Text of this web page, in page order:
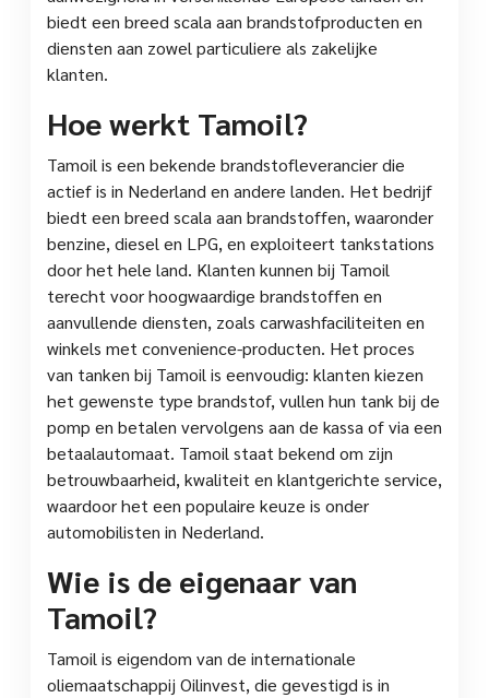
biedt een breed scala aan brandstofproducten en
diensten aan zowel particuliere als zakelijke
klanten.
Hoe werkt Tamoil?
Tamoil is een bekende brandstofleverancier die
actief is in Nederland en andere landen. Het bedrijf
biedt een breed scala aan brandstoffen, waaronder
benzine, diesel en LPG, en exploiteert tankstations
door het hele land. Klanten kunnen bij Tamoil
terecht voor hoogwaardige brandstoffen en
aanvullende diensten, zoals carwashfaciliteiten en
winkels met convenience-producten. Het proces
van tanken bij Tamoil is eenvoudig: klanten kiezen
het gewenste type brandstof, vullen hun tank bij de
pomp en betalen vervolgens aan de kassa of via een
betaalautomaat. Tamoil staat bekend om zijn
betrouwbaarheid, kwaliteit en klantgerichte service,
waardoor het een populaire keuze is onder
automobilisten in Nederland.
Wie is de eigenaar van
Tamoil?
Tamoil is eigendom van de internationale
oliemaatschappij Oilinvest, die gevestigd is in